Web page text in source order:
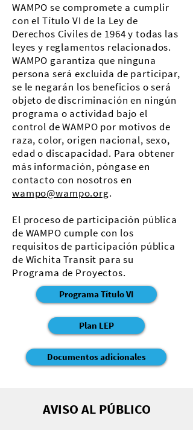
WAMPO se compromete a cumplir
con el Título VI de la Ley de
Derechos Civiles de 1964 y todas las
leyes y reglamentos relacionados.
WAMPO garantiza que ninguna
persona será excluida de participar,
se le negarán los beneficios o será
objeto de discriminación en ningún
programa o actividad bajo el
control de WAMPO por motivos de
raza, color, origen nacional, sexo,
edad o discapacidad. Para obtener
más información, póngase en
contacto con nosotros en
wampo@wampo.org.
El proceso de participación pública
de WAMPO cumple con los
requisitos de participación pública
de Wichita Transit para su
Programa de Proyectos.
Programa Título VI
Plan LEP
Documentos adicionales
AVISO AL PÚBLICO